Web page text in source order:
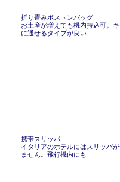
折り畳みボストンバッグ
お土産が増えても機内持込可。
に通せるタイプが良い
携帯スリッパ
イタリアのホテルにはスリッパ
ません。飛行機内にも